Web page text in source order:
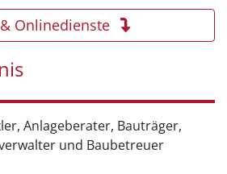
Onlinedienste
Anlageberater, Bauträger,
und Baubetreuer